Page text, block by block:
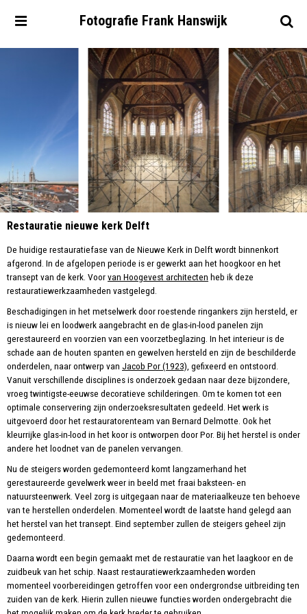
Fotografie Frank Hanswijk
Restauratie nieuwe kerk Delft
De huidige restauratiefase van de Nieuwe Kerk in Delft wordt binnenkort
afgerond. In de afgelopen periode is er gewerkt aan het hoogkoor en het
transept van de kerk. Voorvan Hoogevest architecten heb ik deze
restauratiewerkzaamheden vastgelegd.
Beschadigingen in het metselwerk door roestende ringankers zijn hersteld, er
is nieuw lei en loodwerk aangebracht en de glas-in-lood panelen zijn
gerestaureerd en voorzien van een voorzetbeglazing. In het interieur is de
schade aan de houten spanten en gewelven hersteld en zijn de beschilderde
onderdelen, naar ontwerp van Jacob Por (1923) , gefixeerd en ontstoord.
Vanuit verschillende disciplines is onderzoek gedaan naar deze bijzondere,
vroeg twintigste-eeuwse decoratieve schilderingen. Om te komen tot een
optimale conservering zijn onderzoeksresultaten gedeeld. Het werk is
uitgevoerd door het restauratorenteam van Bernard Delmotte. Ook het
kleurrijke glas-in-lood in het koor is ontworpen door Por. Bij het herstel is onder
andere het loodnet van de panelen vervangen.
Nu de steigers worden gedemonteerd komt langzamerhand het
gerestaureerde gevelwerk weer in beeld met fraai baksteen- en
natuursteenwerk. Veel zorg is uitgegaan naar de materiaalkeuze ten behoeve
van te herstellen onderdelen. Momenteel wordt de laatste hand gelegd aan
het herstel van het transept. Eind september zullen de steigers geheel zijn
gedemonteerd.
Daarna wordt een begin gemaakt met de restauratie van het laagkoor en de
zuidbeuk van het schip. Naast restauratiewerkzaamheden worden
momenteel voorbereidingen getroffen voor een ondergrondse uitbreiding ten
zuiden van de kerk. Hierin zullen nieuwe functies worden ondergebracht die